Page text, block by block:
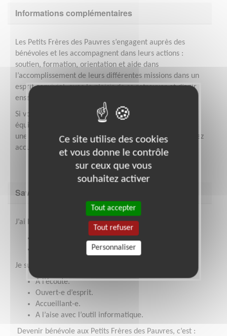
Informations complémentaires
Les Petits Frères des Pauvres s’engagent auprès des
bénévoles et les accompagnent dans leurs actions :
soutien, formation, orientation et aide dans
l’accomplissement de leurs différentes missions dans un
esprit convivial, avec le plaisir de se retrouver et d’agir
ensemble.
Si vous souhaitez vous engager bénévolement dans une
équipe des Petits Frères des Pauvres et prendre part à
une vie d’équipe associative, contactez-nous, vous y serez
accueillis chaleureusement !
Savoir être & compétences
J’ai le goût pour :
Le partage de l’engagement.
Je suis :
A l’écoute.
Ouvert-e d’esprit.
Accueillant-e.
A l’aise avec l’outil informatique.
Devenir bénévole aux Petits Frères des Pauvres, c’est :
Ce site utilise des cookies
et vous donne le contrôle
sur ceux que vous
souhaitez activer
Tout accepter
Tout refuser
Personnaliser